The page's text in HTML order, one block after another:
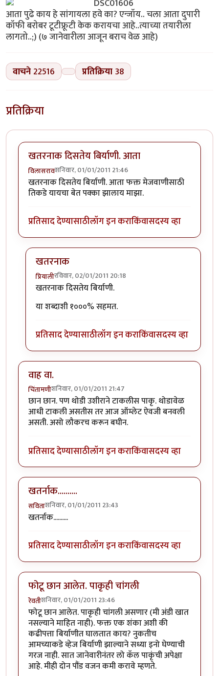
आता पुढे काय हे सांगायला हवे का? एन्जॉय.. चला आता दुपारी
कॉफी बरोबर टूटीफ्रूटी केक करायचा आहे..त्याच्या तयारीला
लागतो..;) (७ जानेवारीला आजून बराच वेळ आहे)
वाचने 22516 प्रतिक्रिया 38
प्रतिक्रिया
खतरनाक दिसतेय बिर्याणी. आता
विलासरावशनिवार, 01/01/2011 21:46
खतरनाक दिसतेय बिर्याणी. आता फक्त मेजवाणीसाठी
तिकडे यायचा बेत पक्का झालाय माझा.
प्रतिसाद देण्यासाठीलॉग इन कराकिंवासदस्य व्हा
खतरनाक
प्रियालीरविवार, 02/01/2011 20:18
In reply toखतरनाक दिसतेय बिर्याणी. आता
खतरनाक दिसतेय बिर्याणी.
या शब्दाशी १०००% सहमत.
प्रतिसाद देण्यासाठीलॉग इन कराकिंवासदस्य व्हा
वाह वा.
चिंतामणीशनिवार, 01/01/2011 21:47
छान छान. पण थोडी उशीराने टाकलीस पाकृ. थोडावेळ
आधी टाकली असतीस तर आज ऑम्लेट ऐवजी बनवली
असती. असो लौकरच करून बघीन.
प्रतिसाद देण्यासाठीलॉग इन कराकिंवासदस्य व्हा
खतर्नाक..........
सविताशनिवार, 01/01/2011 23:43
खतर्नाक..........
प्रतिसाद देण्यासाठीलॉग इन कराकिंवासदस्य व्हा
फोटू छान आलेत. पाकृही चांगली
रेवतीशनिवार, 01/01/2011 23:46
फोटू छान आलेत. पाकृही चांगली असणार (मी अंडी खात
नसल्याने माहित नाही). फक्त एक शंका अशी की
कढीपत्ता बिर्याणीत घालतात काय? नुकतीच
आमच्याकडे व्हेज बिर्याणी झाल्याने सध्या इनो घेण्याची
गरज नाही. सात जानेवारीनंतर लो कॅल पाकृंची अपेक्षा
आहे. मीही दोन पौंड वजन कमी करावे म्हणते.